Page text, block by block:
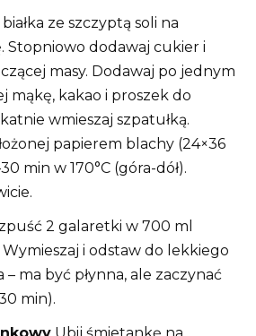
ze szczyptą soli na
Stopniowo dodawaj cukier i
masy. Dodawaj po jednym
mąkę, kakao i proszek do
wmieszaj szpatułką.
papierem blachy (24×36
min w 170°C (góra-dół).
2 galaretki w 700 ml
i odstaw do lekkiego
ma być płynna, ale zaczynać
min).